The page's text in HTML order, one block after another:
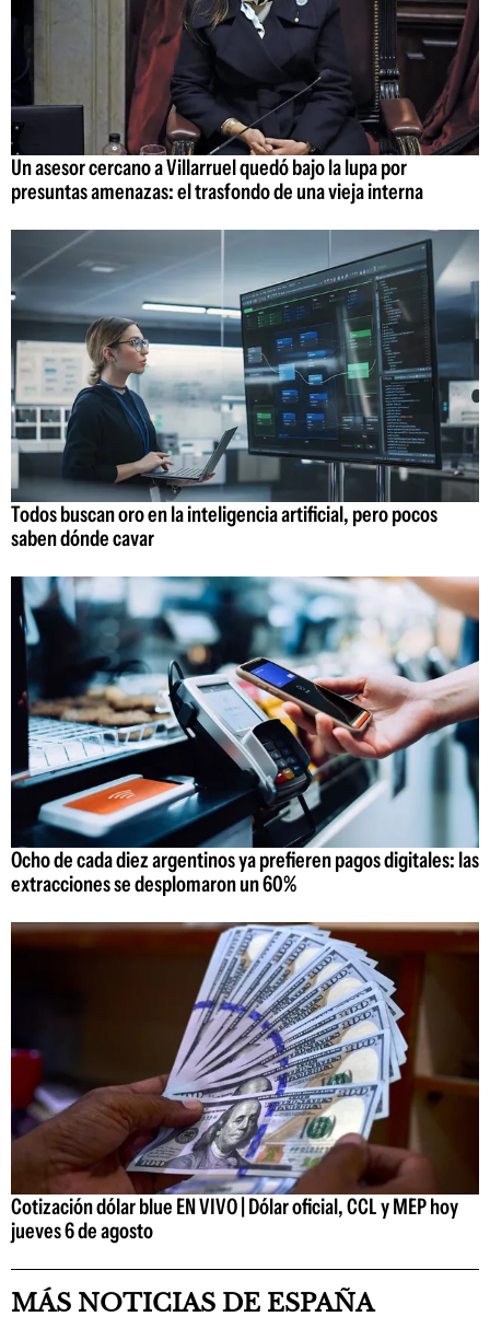
Un asesor cercano a Villarruel quedó bajo la lupa por
presuntas amenazas: el trasfondo de una vieja interna
Todos buscan oro en la inteligencia artificial, pero pocos
saben dónde cavar
Ocho de cada diez argentinos ya prefieren pagos digitales: las
extracciones se desplomaron un 60%
Cotización dólar blue EN VIVO | Dólar oficial, CCL y MEP hoy
jueves 6 de agosto
MÁS NOTICIAS DE ESPAÑA